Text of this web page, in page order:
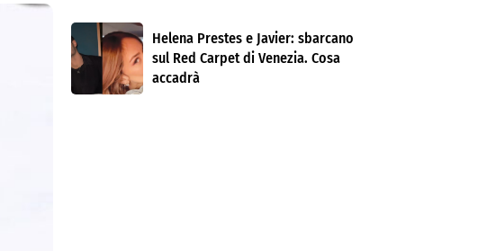
Helena Prestes e Javier: sbarcano
sul Red Carpet di Venezia. Cosa
accadrà